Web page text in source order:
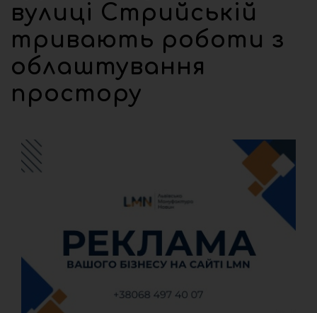
вулиці Стрийській
тривають роботи з
облаштування
простору